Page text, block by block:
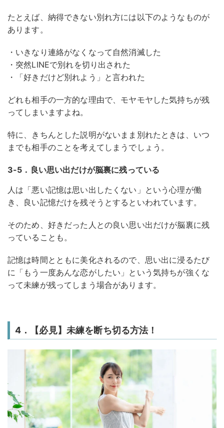
たとえば、納得できない別れ方には以下のようなものが
あります。
・いきなり連絡がなくなって自然消滅した
・突然LINEで別れを切り出された
・「好きだけど別れよう」と言われた
どれも相手の一方的な理由で、モヤモヤした気持ちが残
ってしまいますよね。
特に、きちんとした説明がないまま別れたときは、いつ
までも相手のことを考えてしまうでしょう。
3-5．良い思い出だけが脳裏に残っている
人は「悪い記憶は思い出したくない」という心理が働
き、良い記憶だけを残そうとするといわれています。
そのため、好きだった人との良い思い出だけが脳裏に残
っていることも。
記憶は時間とともに美化されるので、思い出に浸るたび
に「もう一度あんな恋がしたい」という気持ちが強くな
って未練が残ってしまう場合があります。
4．【必見】未練を断ち切る方法！